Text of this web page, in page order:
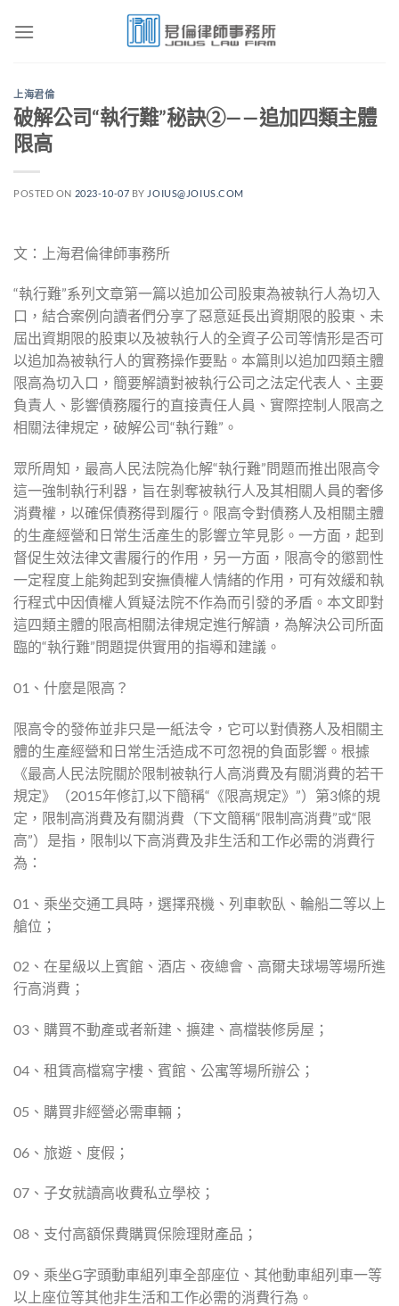
上海君倫
破解公司“執行難”秘訣②——追加四類主體
限高
POSTED ON 2023-10-07 BY JOIUS@JOIUS.COM
文：上海君倫律師事務所
“執行難”系列文章第一篇以追加公司股東為被執行人為切入
口，結合案例向讀者們分享了惡意延長出資期限的股東、未
屆出資期限的股東以及被執行人的全資子公司等情形是否可
以追加為被執行人的實務操作要點。本篇則以追加四類主體
限高為切入口，簡要解讀對被執行公司之法定代表人、主要
負責人、影響債務履行的直接責任人員、實際控制人限高之
相關法律規定，破解公司“執行難”。
眾所周知，最高人民法院為化解“執行難”問題而推出限高令
這一強制執行利器，旨在剝奪被執行人及其相關人員的奢侈
消費權，以確保債務得到履行。限高令對債務人及相關主體
的生產經營和日常生活產生的影響立竿見影。一方面，起到
督促生效法律文書履行的作用，另一方面，限高令的懲罰性
一定程度上能夠起到安撫債權人情緒的作用，可有效緩和執
行程式中因債權人質疑法院不作為而引發的矛盾。本文即對
這四類主體的限高相關法律規定進行解讀，為解決公司所面
臨的“執行難”問題提供實用的指導和建議。
01、什麼是限高？
限高令的發佈並非只是一紙法令，它可以對債務人及相關主
體的生產經營和日常生活造成不可忽視的負面影響。根據
《最高人民法院關於限制被執行人高消費及有關消費的若干
規定》（2015年修訂,以下簡稱“《限高規定》”）第3條的規
定，限制高消費及有關消費（下文簡稱“限制高消費”或“限
高”）是指，限制以下高消費及非生活和工作必需的消費行
為：
01、乘坐交通工具時，選擇飛機、列車軟臥、輪船二等以上
艙位；
02、在星級以上賓館、酒店、夜總會、高爾夫球場等場所進
行高消費；
03、購買不動產或者新建、擴建、高檔裝修房屋；
04、租賃高檔寫字樓、賓館、公寓等場所辦公；
05、購買非經營必需車輛；
06、旅遊、度假；
07、子女就讀高收費私立學校；
08、支付高額保費購買保險理財產品；
09、乘坐G字頭動車組列車全部座位、其他動車組列車一等
以上座位等其他非生活和工作必需的消費行為。